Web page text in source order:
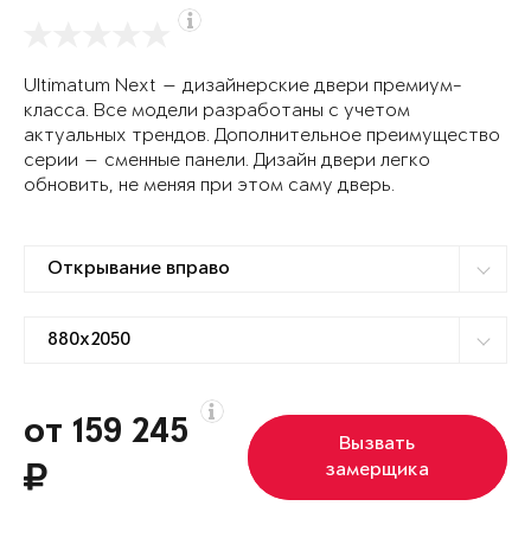
Ultimatum Next — дизайнерские двери премиум-
класса. Все модели разработаны с учетом
актуальных трендов. Дополнительное преимущество
серии — сменные панели. Дизайн двери легко
обновить, не меняя при этом саму дверь.
от 159 245
Вызвать
замерщика